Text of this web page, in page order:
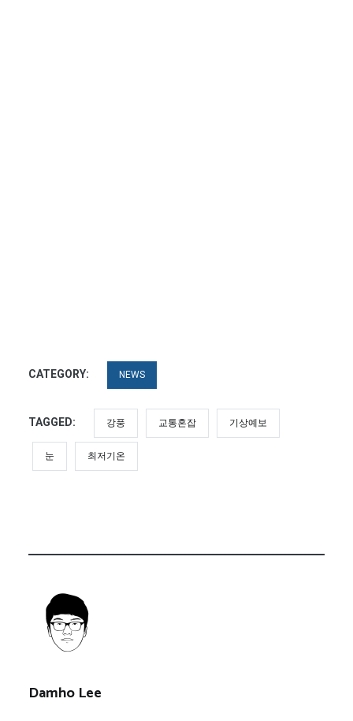
CATEGORY: NEWS
TAGGED: 강풍 교통혼잡 기상예보
눈 최저기온
Damho Lee